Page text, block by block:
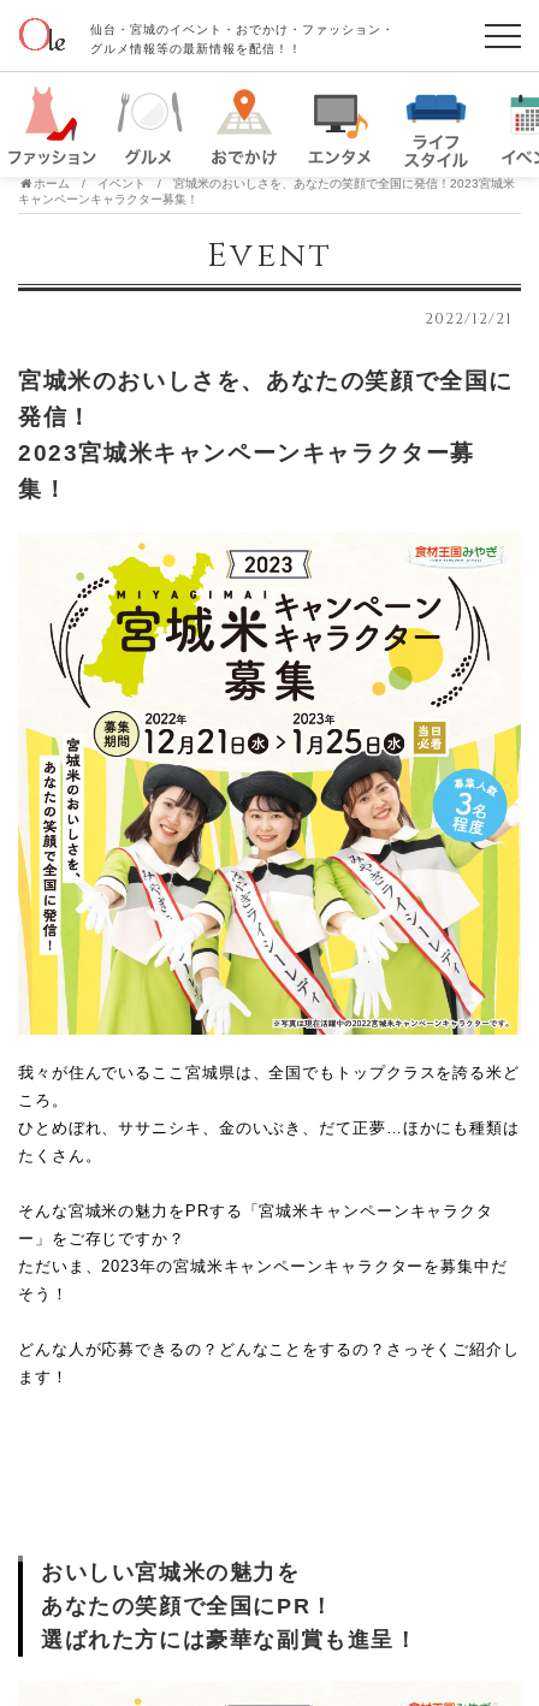
仙台・宮城のイベント・おでかけ・ファッション・
グルメ情報等の最新情報を配信！！
ホーム イベント
宮城米のおいしさを、あなたの笑顔で全国に発信！2023宮城米
キャンペーンキャラクター募集！
Event
2022/12/21
宮城米のおいしさを、あなたの笑顔で全国に
発信！
2023宮城米キャンペーンキャラクター募
集！
我々が住んでいるここ宮城県は、全国でもトップクラスを誇る米ど
ころ。
ひとめぼれ、ササニシキ、金のいぶき、だて正夢…ほかにも種類は
たくさん。
そんな宮城米の魅力をPRする「宮城米キャンペーンキャラクタ
ー」をご存じですか？
ただいま、2023年の宮城米キャンペーンキャラクターを募集中だ
そう！
どんな人が応募できるの？どんなことをするの？さっそくご紹介し
ます！
おいしい宮城米の魅力を
あなたの笑顔で全国にPR！
選ばれた方には豪華な副賞も進呈！